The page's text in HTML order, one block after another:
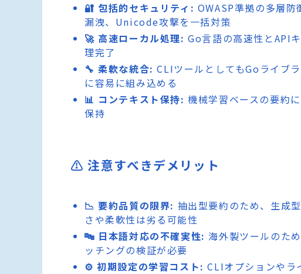
🔐 包括的セキュリティ: OWASP準拠の多層
漏洩、Unicode攻撃を一括対策
🚀 高速ローカル処理: Go言語の高速性とAPI
理完了
🔧 柔軟な統合: CLIツールとしてもGoライブ
に容易に組み込める
📊 コンテキスト保持: 機械学習ベースの要約
保持
⚠️ 注意すべきデメリット
📉 要約品質の限界: 抽出型要約のため、生成
さや柔軟性は劣る可能性
🔤 日本語対応の不確実性: 海外製ツールのた
ッチングの検証が必要
⚙️ 初期設定の学習コスト: CLIオプションやラ